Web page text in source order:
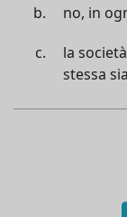
no, in
la
stessa